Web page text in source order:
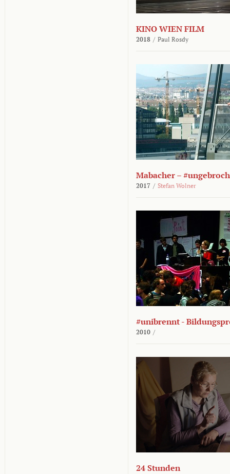
KINO WIEN FILM
2018 / Paul Rosdy
Mabacher –
2017 / Stefan Wolner
#unibrennt -
2010 /
24 Stunden